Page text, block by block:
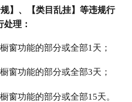
】、【类目乱挂】等违规行
理：
窗功能的部分或全部1天；
窗功能的部分或全部3天；
窗功能的部分或全部15天。